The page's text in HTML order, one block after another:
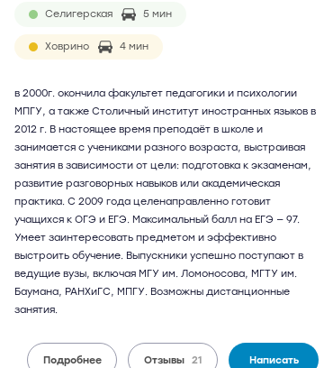
Селигерская 5 мин
Ховрино 4 мин
в 2000г. окончила факультет педагогики и психологии
МПГУ, а также Столичный институт иностранных языков в
2012 г. В настоящее время преподаёт в школе и
занимается с учениками разного возраста, выстраивая
занятия в зависимости от цели: подготовка к экзаменам,
развитие разговорных навыков или академическая
практика. С 2009 года целенаправленно готовит
учащихся к ОГЭ и ЕГЭ. Максимальный балл на ЕГЭ — 97.
Умеет заинтересовать предметом и эффективно
выстроить обучение. Выпускники успешно поступают в
ведущие вузы, включая МГУ им. Ломоносова, МГТУ им.
Баумана, РАНХиГС, МПГУ. Возможны дистанционные
занятия.
Подробнее Отзывы 21 Написать